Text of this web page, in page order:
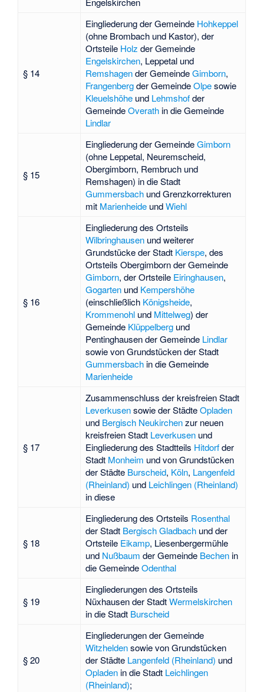
§ 14
Eingliederung der Gemeinde Hohkeppel
(ohne Brombach und Kastor), der
Ortsteile Holz der Gemeinde
Engelskirchen, Leppetal und
Remshagender GemeindeGimborn,
Frangenbergder GemeindeOlpesowie
Kleuelshöheund Lehmshofder
GemeindeOverathin die Gemeinde
Lindlar
§ 15
Eingliederung der GemeindeGimborn
(ohne Leppetal, Neuremscheid,
Obergimborn, Rembruch und
Remshagen) in die Stadt
Gummersbachund Grenzkorrekturen
mit MarienheideundWiehl
§ 16
Eingliederung des Ortsteils
Wilbringhausenund weiterer
Grundstücke der Stadt Kierspe, des
Ortsteils Obergimbornder Gemeinde
Gimborn, der Ortsteile Eiringhausen,
Gogartenund Kempershöhe
(einschließlich Königsheide,
Krommenohlund Mittelweg) der
Gemeinde Klüppelbergund
Pentinghausender Gemeinde Lindlar
sowie von Grundstücken der Stadt
Gummersbachin die Gemeinde
Marienheide
§ 17
Zusammenschluss der kreisfreien Stadt
Leverkusensowie der StädteOpladen
und Bergisch Neukirchenzur neuen
kreisfreien Stadt Leverkusenund
Eingliederung des Stadtteils Hitdorfder
Stadt Monheim und von Grundstücken
der Städte Burscheid, Köln, Langenfeld
(Rheinland) und Leichlingen (Rheinland)
in diese
§ 18
Eingliederung des Ortsteils Rosenthal
der Stadt Bergisch Gladbachund der
Ortsteile Eikamp, Liesenbergermühle
und Nußbaum der Gemeinde Bechenin
die GemeindeOdenthal
§ 19
Eingliederungen des Ortsteils
Nüxhausender StadtWermelskirchen
in die Stadt Burscheid
§ 20
Eingliederungen der Gemeinde
Witzheldensowie von Grundstücken
der Städte Langenfeld (Rheinland) und
Opladenin die Stadt Leichlingen
(Rheinland);